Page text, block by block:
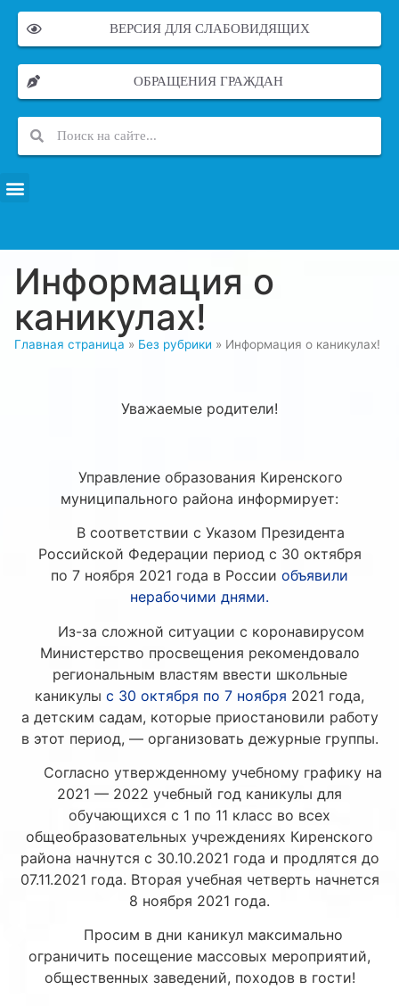
ВЕРСИЯ ДЛЯ СЛАБОВИДЯЩИХ
ОБРАЩЕНИЯ ГРАЖДАН
Информация о
каникулах!
Главная страница » Без рубрики » Информация о каникулах!
Уважаемые родители!
Управление образования Киренского
муниципального района информирует:
В соответствии с Указом Президента
Российской Федерации период с 30 октября
по 7 ноября 2021 года в России объявили
нерабочими днями.
Из-за сложной ситуации с коронавирусом
Министерство просвещения рекомендовало
региональным властям ввести школьные
каникулы с 30 октября по 7 ноября 2021 года,
а детским садам, которые приостановили работу
в этот период, — организовать дежурные группы.
Согласно утвержденному учебному графику на
2021 — 2022 учебный год каникулы для
обучающихся с 1 по 11 класс во всех
общеобразовательных учреждениях Киренского
района начнутся с 30.10.2021 года и продлятся до
07.11.2021 года. Вторая учебная четверть начнется
8 ноября 2021 года.
Просим в дни каникул максимально
ограничить посещение массовых мероприятий,
общественных заведений, походов в гости!